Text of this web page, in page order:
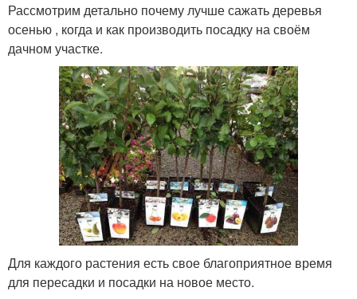
Рассмотрим детально почему лучше сажать деревья
осенью , когда и как производить посадку на своём
дачном участке.
Для каждого растения есть свое благоприятное время
для пересадки и посадки на новое место.